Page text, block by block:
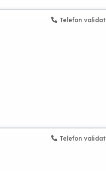
Telefon validat
Telefon validat